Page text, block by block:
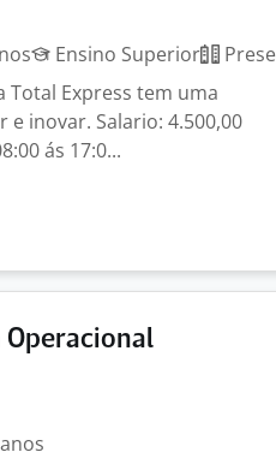
Ensino Superior
Express tem uma
inovar. Salario: 4.500,00
ás 17:0...
Operacional